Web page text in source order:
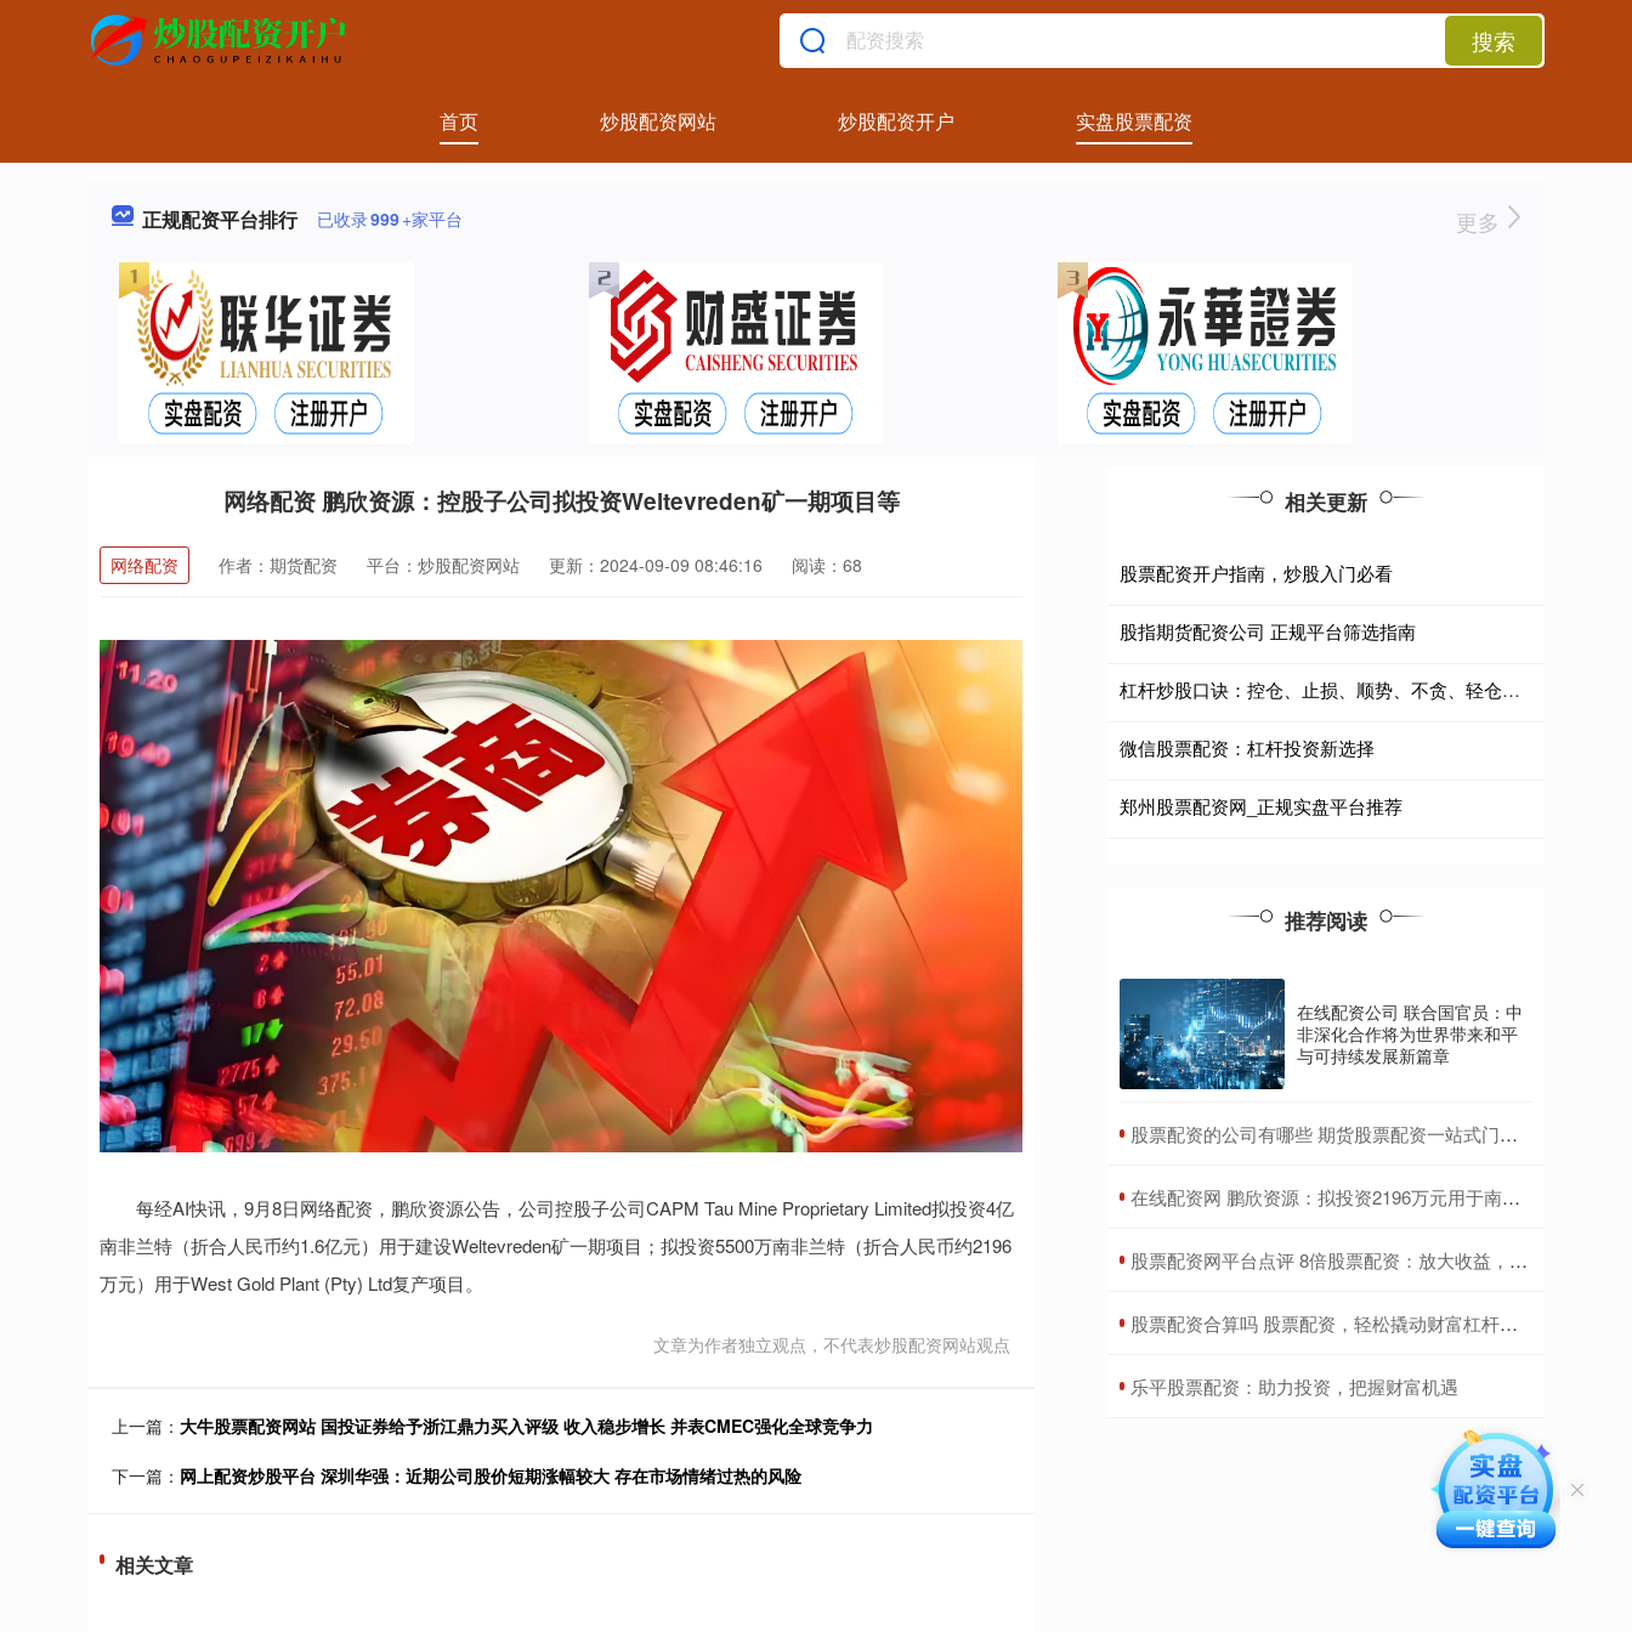
搜索
首页 炒股配资网站 炒股配资开户 实盘股票配资
正规配资平台排行 已收录999+家平台 更多
网络配资 鹏欣资源：控股子公司拟投资Weltevreden矿一期项目等
网络配资 作者：期货配资 平台：炒股配资网站 更新：2024-09-09 08:46:16 阅读：68
每经AI快讯，9月8日网络配资，鹏欣资源公告，公司控股子公司CAPM Tau Mine Proprietary Limited拟投资4亿
南非兰特（折合人民币约1.6亿元）用于建设Weltevreden矿一期项目；拟投资5500万南非兰特（折合人民币约2196
万元）用于West Gold Plant (Pty) Ltd复产项目。
文章为作者独立观点，不代表炒股配资网站观点
上一篇： 大牛股票配资网站 国投证券给予浙江鼎力买入评级 收入稳步增长 并表CMEC强化全球竞争力
下一篇： 网上配资炒股平台 深圳华强：近期公司股价短期涨幅较大 存在市场情绪过热的风险
相关文章
相关更新
股票配资开户指南，炒股入门必看
股指期货配资公司 正规平台筛选指南
杠杆炒股口诀：控仓、止损、顺势、不贪、轻仓、慎配
微信股票配资：杠杆投资新选择
郑州股票配资网_正规实盘平台推荐
推荐阅读
在线配资公司 联合国官员：中
非深化合作将为世界带来和平
与可持续发展新篇章
​股票配资的公司有哪些 期货股票配资一站式门户，助您投资无忧
​在线配资网 鹏欣资源：拟投资2196万元用于南非西选厂复产项目
​股票配资网平台点评 8倍股票配资：放大收益，谨慎操作
​股票配资合算吗 股票配资，轻松撬动财富杠杆，成就投资梦想
​乐平股票配资：助力投资，把握财富机遇